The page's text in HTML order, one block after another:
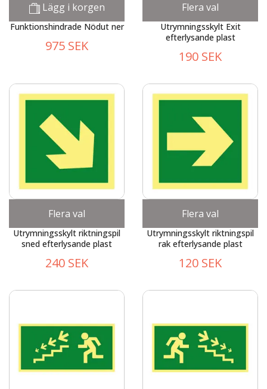
Lägg i korgen
Funktionshindrade Nödut ner
975 SEK
Flera val
Utrymningsskylt Exit
efterlysande plast
190 SEK
Flera val
Utrymningsskylt riktningspil
sned efterlysande plast
240 SEK
Flera val
Utrymningsskylt riktningspil
rak efterlysande plast
120 SEK